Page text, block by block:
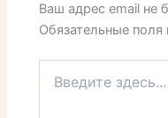
Ваш адрес email не
Обязательные поля
здесь...